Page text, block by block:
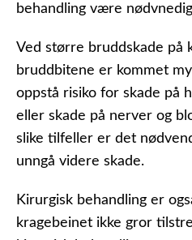
behandling være
Ved større bruddskade på
bruddbitene er kommet
oppstå risiko for skade på
eller skade på nerver og
slike tilfeller er det
unngå videre skade.
Kirurgisk behandling er
kragebeinet ikke gror